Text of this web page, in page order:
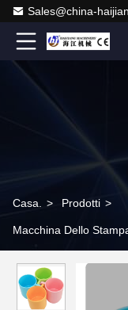
Sales@china-
Casa. > Prodotti >
Macchina Dello
Joyshaker dell'agitatore